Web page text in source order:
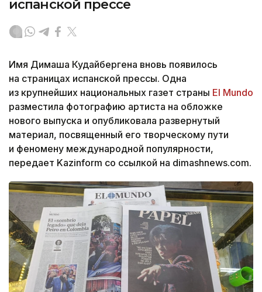
испанской прессе
Имя Димаша Кудайбергена вновь появилось
на страницах испанской прессы. Одна
из крупнейших национальных газет страны El Mundo
разместила фотографию артиста на обложке
нового выпуска и опубликовала развернутый
материал, посвященный его творческому пути
и феномену международной популярности,
передает Kazinform со ссылкой на dimashnews.com.